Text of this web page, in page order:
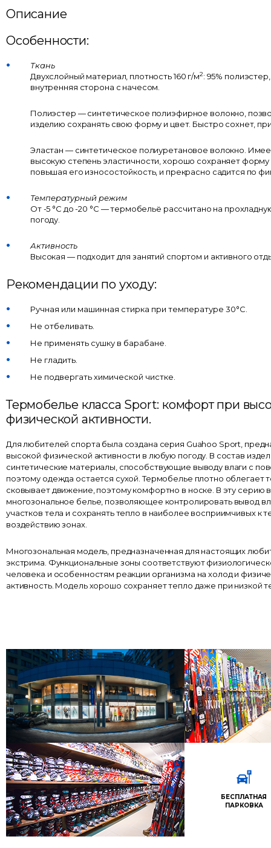
Описание
Особенности:
Ткань
Двухслойный материал, плотность 160 г/м2: 95%
внутренняя сторона с начесом.
Полиэстер — синтетическое полиэфирное волокно,
изделию сохранять свою форму и цвет. Быстро сохнет,
Эластан — синтетическое полиуретановое волокно.
высокую степень эластичности, хорошо сохраняет форму
повышая его износостойкость, и прекрасно садится по
Температурный режим
От -5 °C до -20 °C — термобельё рассчитано на
погоду.
Активность
Высокая — подходит для занятий спортом и активного
Рекомендации по уходу:
Ручная или машинная стирка при температуре 30°С.
Не отбеливать.
Не применять сушку в барабане.
Не гладить.
Не подвергать химической чистке.
Термобелье класса Sport: комфорт при
физической активности.
Для любителей спорта была создана серия Guahoo Sport,
высокой физической активности в любую погоду. В состав
синтетические материалы, способствующие выводу влаги с
поэтому одежда остается сухой. Термобелье плотно облегает
сковывает движение, поэтому комфортно в носке. В эту серию
многозональное белье, позволяющее контролировать вывод
участков тела и сохранять тепло в наиболее восприимчивых к
воздействию зонах.
Многозональная модель, предназначенная для настоящих
экстрима. Функциональные зоны соответствуют
человека и особенностям реакции организма на холод и
активность. Модель хорошо сохраняет тепло даже при низкой
БЕСПЛАТНАЯ
ПАРКОВКА